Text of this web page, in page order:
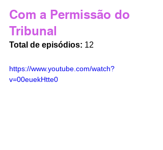
Com a Permissão do
Tribunal
Total de episódios: 12
https://www.youtube.com/watch?
v=00euekHtte0